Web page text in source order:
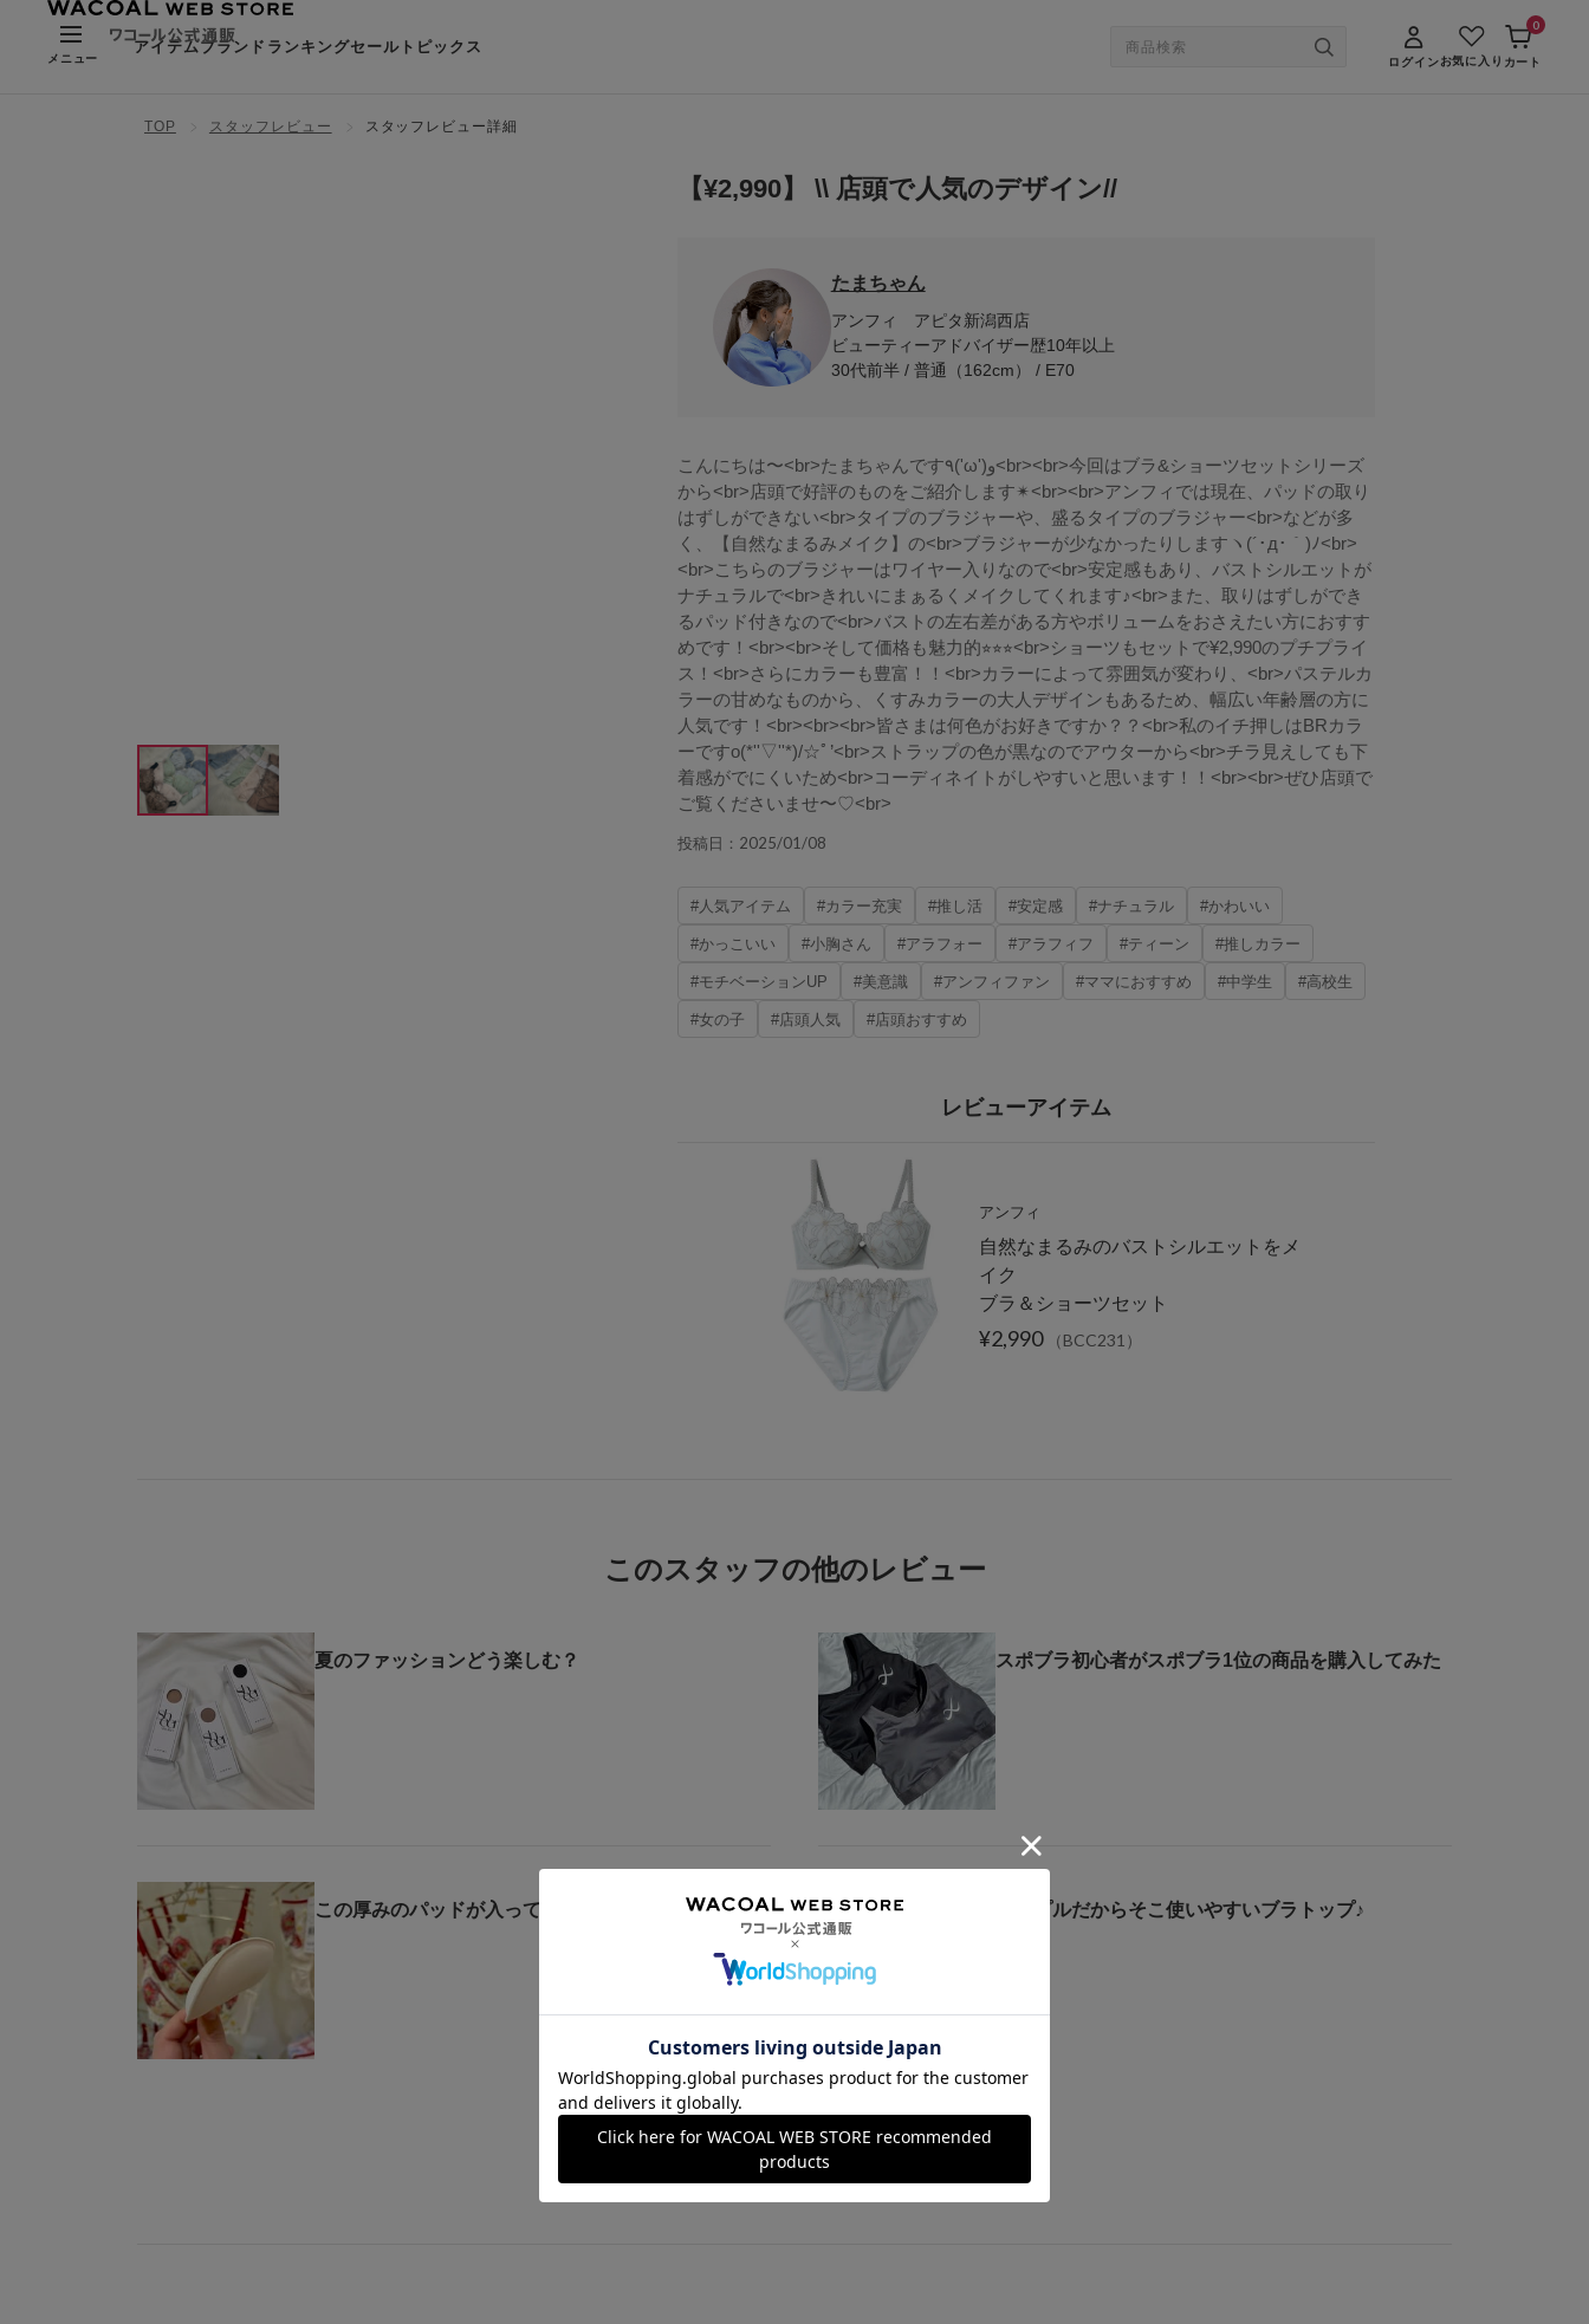
メニュー
アイテムブランド ランキングセールトピックス
ログインお気に入り カート
0
TOP スタッフレビュー スタッフレビュー詳細
【¥2,990】 \\ 店頭で人気のデザイン//
たまちゃん
アンフィ アピタ新潟西店
ビューティーアドバイザー歴10年以上
30代前半 / 普通（162cm） / E70
こんにちは〜<br>たまちゃんです٩('ω')و<br><br>今回はブラ&ショーツセットシリーズ
から<br>店頭で好評のものをご紹介します✴︎<br><br>アンフィでは現在、パッドの取り
はずしができない<br>タイプのブラジャーや、盛るタイプのブラジャー<br>などが多
く、【自然なまるみメイク】の<br>ブラジャーが少なかったりしますヽ(´･д･｀)ﾉ<br>
<br>こちらのブラジャーはワイヤー入りなので<br>安定感もあり、バストシルエットが
ナチュラルで<br>きれいにまぁるくメイクしてくれます♪<br>また、取りはずしができ
るパッド付きなので<br>バストの左右差がある方やボリュームをおさえたい方におすす
めです！<br><br>そして価格も魅力的⭐︎⭐︎⭐︎<br>ショーツもセットで¥2,990のプチプライ
ス！<br>さらにカラーも豊富！！<br>カラーによって雰囲気が変わり、<br>パステルカ
ラーの甘めなものから、くすみカラーの大人デザインもあるため、幅広い年齢層の方に
人気です！<br><br><br>皆さまは何色がお好きですか？？<br>私のイチ押しはBRカラ
ーですo(*''▽''*)/☆ﾟ’<br>ストラップの色が黒なのでアウターから<br>チラ見えしても下
着感がでにくいため<br>コーディネイトがしやすいと思います！！<br><br>ぜひ店頭で
ご覧くださいませ〜♡<br>
投稿日： 2025/01/08
#人気アイテム #カラー充実 #推し活 #安定感 #ナチュラル #かわいい
#かっこいい #小胸さん #アラフォー #アラフィフ #ティーン #推しカラー
#モチベーションUP #美意識 #アンフィファン #ママにおすすめ #中学生 #高校生
#女の子 #店頭人気 #店頭おすすめ
レビューアイテム
アンフィ
自然なまるみのバストシルエットをメ
イク
ブラ＆ショーツセット
¥2,990 （BCC231）
このスタッフの他のレビュー
夏のファッションどう楽しむ？ スポブラ初心者がスポブラ1位の商品を購入してみた
この厚みのパッドが入っているブラといえば？ シンプルだからそこ使いやすいブラトップ♪
もっと見る